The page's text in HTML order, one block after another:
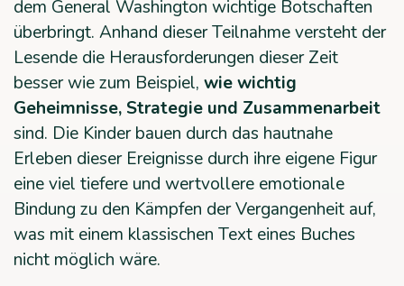
dem General Washington wichtige Botschaften
überbringt. Anhand dieser Teilnahme versteht der
Lesende die Herausforderungen dieser Zeit
besser wie zum Beispiel, wie wichtig
Geheimnisse, Strategie und Zusammenarbeit
sind. Die Kinder bauen durch das hautnahe
Erleben dieser Ereignisse durch ihre eigene Figur
eine viel tiefere und wertvollere emotionale
Bindung zu den Kämpfen der Vergangenheit auf,
was mit einem klassischen Text eines Buches
nicht möglich wäre.